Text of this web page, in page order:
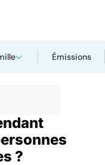
Émissions
?